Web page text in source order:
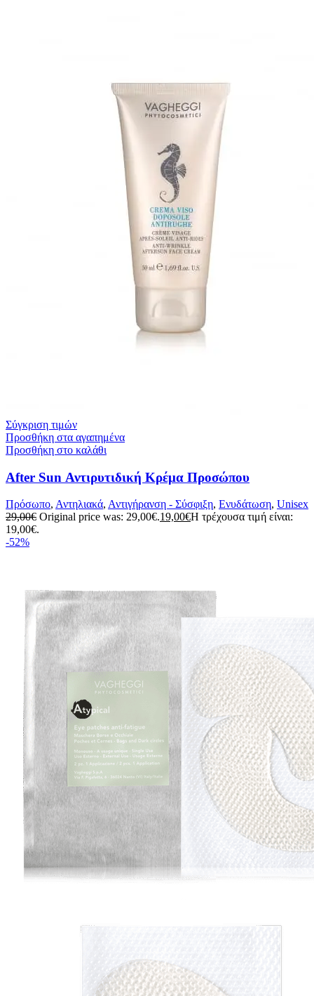
Σύγκριση τιμών
Προσθήκη στα αγαπημένα
Προσθήκη στο καλάθι
After Sun Αντιρυτιδική Κρέμα Προσώπου
Πρόσωπο, Αντηλιακά, Αντιγήρανση - Σύσφιξη, Ενυδάτωση, Unisex
29,00€ Original price was: 29,00€.19,00€Η τρέχουσα τιμή είναι:
19,00€.
-52%